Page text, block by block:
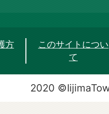
方
このサイトについ
て
2020